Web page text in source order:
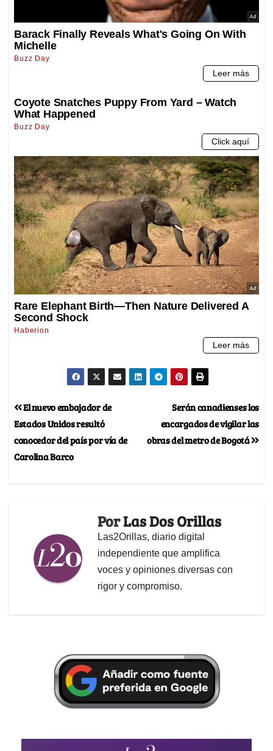
Serán canadienses los
encargados de vigilar las
obras del metro de Bogotá
El nuevo embajador de
Estados Unidos resultó
conocedor del país por vía de
Carolina Barco
PorLas Dos Orillas
Las2Orillas, diario digital
independiente que amplifica
voces y opiniones diversas con
rigor y compromiso.